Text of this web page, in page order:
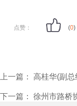
点赞： (0)
上一篇： 高桂华(副总
下一篇： 徐州市路桥